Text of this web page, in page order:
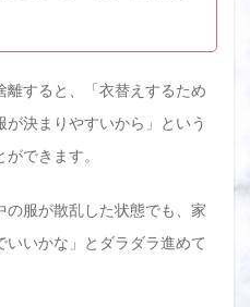
すると、「衣替えするため
決まりやすいから」という
できます。
服が散乱した状態でも、家
いかな」とダラダラ進めて